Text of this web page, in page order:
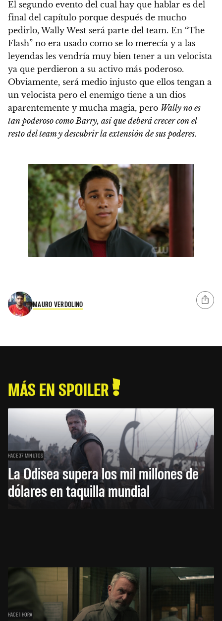
El segundo evento del cual hay que hablar es del
final del capítulo porque después de mucho
pedirlo, Wally West será parte del team. En “The
Flash” no era usado como se lo merecía y a las
leyendas les vendría muy bien tener a un velocista
ya que perdieron a su activo más poderoso.
Obviamente, será medio injusto que ellos tengan a
un velocista pero el enemigo tiene a un dios
aparentemente y mucha magia, pero Wally no es
tan poderoso como Barry, así que deberá crecer con el
resto del team y descubrir la extensión de sus poderes.
MAURO VERDOLINO
MÁS EN SPOILER
HACE 37 MINUTOS
La Odisea supera los mil millones de
dólares en taquilla mundial
HACE 1 HORA